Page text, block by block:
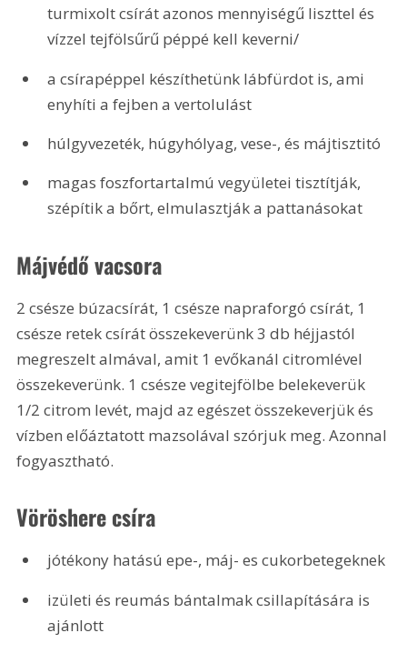
turmixolt csírát azonos mennyiségű liszttel és
vízzel tejfölsűrű péppé kell keverni/
a csírapéppel készíthetünk lábfürdot is, ami
enyhíti a fejben a vertolulást
húlgyvezeték, húgyhólyag, vese-, és májtisztitó
magas foszfortartalmú vegyületei tisztítják,
szépítik a bőrt, elmulasztják a pattanásokat
Májvédő vacsora
2 csésze búzacsírát, 1 csésze napraforgó csírát, 1
csésze retek csírát összekeverünk 3 db héjjastól
megreszelt almával, amit 1 evőkanál citromlével
összekeverünk. 1 csésze vegitejfölbe belekeverük
1/2 citrom levét, majd az egészet összekeverjük és
vízben előáztatott mazsolával szórjuk meg. Azonnal
fogyasztható.
Vöröshere csíra
jótékony hatású epe-, máj- es cukorbetegeknek
izületi és reumás bántalmak csillapítására is
ajánlott